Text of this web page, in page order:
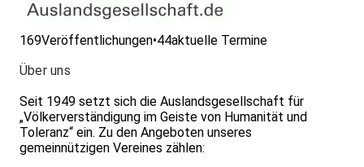
169Veröffentlichungen•44aktuelle Termine
Über uns
Seit 1949 setzt sich die Auslandsgesellschaft für
„Völkerverständigung im Geiste von Humanität und
Toleranz“ ein. Zu den Angeboten unseres
gemeinnützigen Vereines zählen: